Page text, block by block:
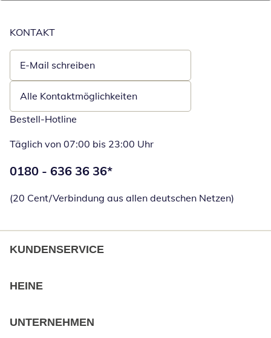
KONTAKT
E-Mail schreiben
Öffnet E-Mail-Client
Alle Kontaktmöglichkeiten
Bestell-Hotline
Täglich von 07:00 bis 23:00 Uhr
Telefonnummer:
0180 - 636 36 36*
(20 Cent/Verbindung aus allen deutschen Netzen)
KUNDENSERVICE
HEINE
UNTERNEHMEN